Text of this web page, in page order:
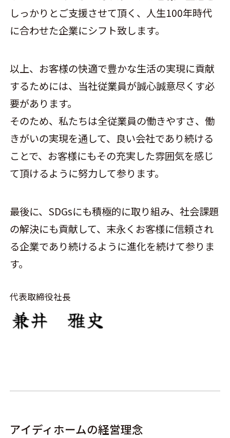
しっかりとご支援させて頂く、人生100年時代
に合わせた企業にシフト致します。
以上、お客様の快適で豊かな生活の実現に貢献
するためには、当社従業員が誠心誠意尽くす必
要があります。
そのため、私たちは全従業員の働きやすさ、働
きがいの実現を通して、良い会社であり続ける
ことで、お客様にもその充実した雰囲気を感じ
て頂けるように努力して参ります。
最後に、SDGsにも積極的に取り組み、社会課題
の解決にも貢献して、末永くお客様に信頼され
る企業であり続けるように進化を続けて参りま
す。
代表取締役社長
アイディホームの経営理念